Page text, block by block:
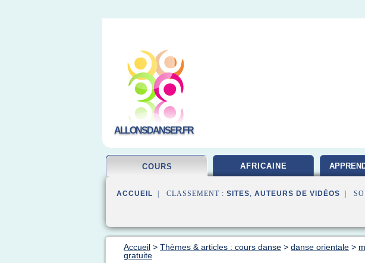
ALLONSDANSER.FR
COURS AFRICAINE
ACCUEIL | CLASSEMENT : SITES, AUTEURS DE VIDÉOS |
Accueil > Thèmes & articles : cours danse > danse orientale >
gratuite